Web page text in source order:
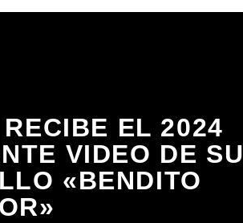
EL 2024
VIDEO DE SU
«BENDITO